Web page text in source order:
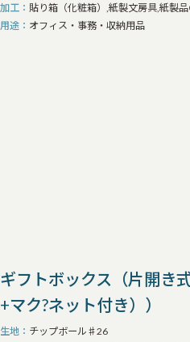
加工
貼り箱（化粧箱）,紙製文房具,紙製
用途
オフィス・事務・収納用品
ギフトボックス（片開き
+マク?ネット付き））
生地
チップボール♯26